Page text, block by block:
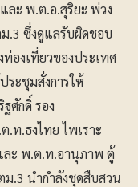
ละ พ.ต.อ.สุริยะ พ่วง
.3 ซึ่งดูแลรับผิดชอบ
งเที่ยวของประเทศ
ระชุมสั่งการให้
ศักดิ์ รอง
.ท.ธงไทย ไพเราะ
ละ พ.ต.ท.อานุภาพ ตู้
ม.3 นำกำลังชุดสืบสวน